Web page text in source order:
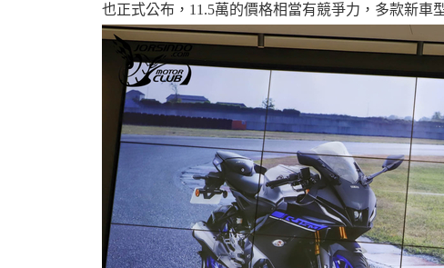
也正式公布，11.5萬的價格相當有競爭力，多款新車